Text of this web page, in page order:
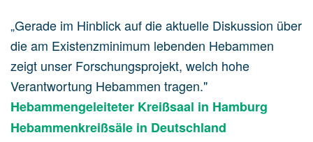
„Gerade im Hinblick auf die aktuelle Diskussion über
die am Existenzminimum lebenden Hebammen
zeigt unser Forschungsprojekt, welch hohe
Verantwortung Hebammen tragen."
Hebammengeleiteter Kreißsaal in Hamburg
Hebammenkreißsäle in Deutschland